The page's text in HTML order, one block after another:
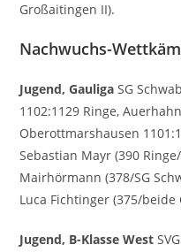
Großaitingen II).
Nachwuchs-
Jugend, Gauliga SG
1102:1129 Ringe,
Oberottmarshausen
Sebastian Mayr (390
Mairhörmann (378/SG
Luca Fichtinger (375/
Jugend, B-Klasse West